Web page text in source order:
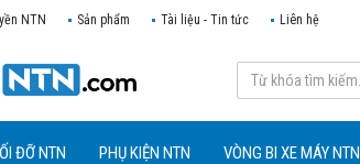
NTN Sản phẩm Tài liệu - Tin tức Liên hệ
ĐỠ NTN PHỤ KIỆN NTN VÒNG BI XE MÁY NTN